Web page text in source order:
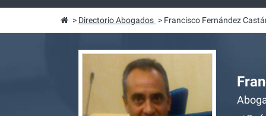
> Directorio Abogados > Francisco Fernández